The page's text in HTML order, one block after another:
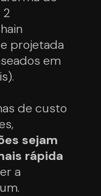
2
projetada
em
de custo
sejam
rápida
a